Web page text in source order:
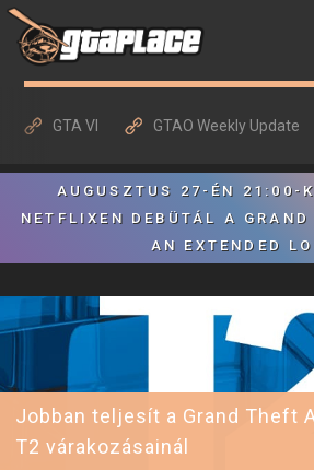
GTA VI GTAO Weekly Update
AUGUSZTUS 27-ÉN 21:00-
NETFLIXEN DEBÜTÁL A
AN EXTENDED
Jobban teljesít a Grand Theft
T2 várakozásainál